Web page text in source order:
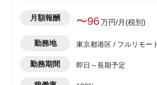
月額報酬 〜96万円/月(税別)
勤務地 東京都港区 / フルリモー
勤務期間 即日～長期予定